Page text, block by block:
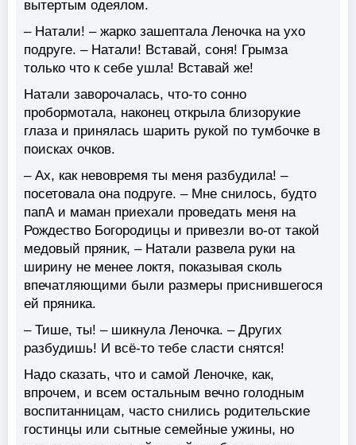
вытертым одеялом.
– Натали! – жарко зашептала Леночка на ухо
подруге. – Натали! Вставай, соня! Грымза
только что к себе ушла! Вставай же!
Натали заворочалась, что-то сонно
пробормотала, наконец открыла близорукие
глаза и принялась шарить рукой по тумбочке в
поисках очков.
– Ах, как невовремя ты меня разбудила! –
посетовала она подруге. – Мне снилось, будто
папА и маман приехали проведать меня на
Рождество Богородицы и привезли во-от такой
медовый пряник, – Натали развела руки на
ширину не менее локтя, показывая сколь
впечатляющими были размеры приснившегося
ей пряника.
– Тише, ты! – шикнула Леночка. – Других
разбудишь! И всё-то тебе сласти снятся!
Надо сказать, что и самой Леночке, как,
впрочем, и всем остальным вечно голодным
воспитанницам, часто снились родительские
гостинцы или сытные семейные ужины, но